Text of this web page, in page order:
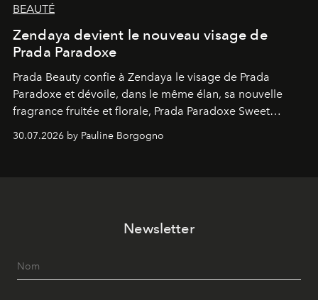
BEAUTÉ
Zendaya devient le nouveau visage de
Prada Paradoxe
Prada Beauty confie à Zendaya le visage de Prada
Paradoxe et dévoile, dans le même élan, sa nouvelle
fragrance fruitée et florale, Prada Paradoxe Sweet
Chemistry Eau de Parfum.
30.07.2026 by Pauline Borgogno
Newsletter